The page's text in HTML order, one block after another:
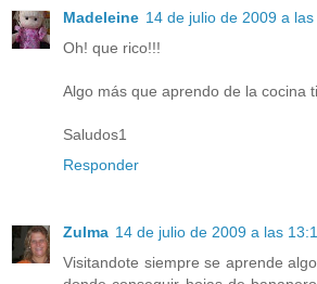
Madeleine 14 de julio de 2009 a las
Oh! que rico!!!
Algo más que aprendo de la cocina
Saludos1
Responder
Zulma 14 de julio de 2009 a las
Visitandote siempre se aprende